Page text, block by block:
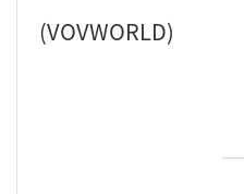
(VOVWORLD)